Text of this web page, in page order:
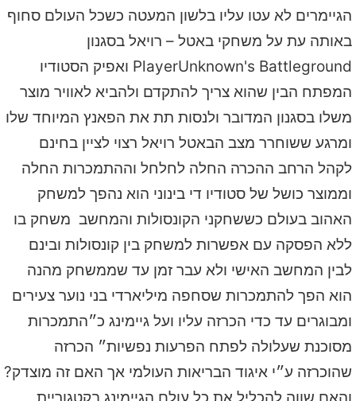
הגיימרים לא עטו עליו בלשון המעטה כשכל העולם סחוף
באותה עת על משחקי באטל – רויאל בסגנון
PlayerUnknown's Battleground ואפיק הסטודיו
המפתח הבין שהוא צריך להתקדם ולהביא לאוויר מוצר
משלו בסגנון המדובר ולנסות תת את הפאנץ המיוחד שלו
ומרגע ששוחרר מצב הבאטל רויאל רצוי לציין בחינם
לקהל הרחב ההכרה החלה לחלחל וההתמכרות החלה
וממוצר כושל של סטודיו די בינוני הוא נהפך למשחק
האהוב בעולם כששחקני הקונסולות והמחשב משחק בו
ללא הפסקה עם אפשרות למשחק בין קונסולות ובינם
לבין המחשב האישי ולא עבר זמן עד שממשחק מהנה
הוא הפך להתמכרות שסחפה מיליארדי בני נוער צעירים
ומבוגרים עד כדי הכרזה עליו ועל גיימינג כ״התמכרות
מסוכנת שעלולה לפתח הפרעות נפשיות״ הכרזה
שהוכרזה ע״י איגוד הבריאות העולמי אך האם זה מוצדק?